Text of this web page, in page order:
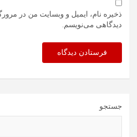
ذخیره نام، ایمیل و وبسایت من در
دیدگاهی می‌نویسم.
جستجو